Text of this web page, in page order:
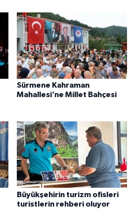
Sürmene Kahraman
Mahallesi’ne Millet Bahçesi
Büyükşehirin turizm ofisleri
turistlerin rehberi oluyor